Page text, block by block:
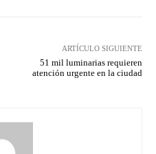
ARTÍCULO SIGUIENTE
51 mil luminarias requieren
atención urgente en la ciudad